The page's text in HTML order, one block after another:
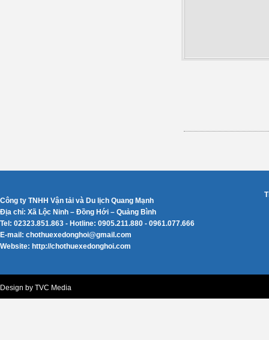
Công ty TNHH Vận tải và Du lịch Quang Mạnh
Địa chỉ: Xã Lộc Ninh – Đồng Hới – Quảng Bình
Tel: 02323.851.863 - Hotline: 0905.211.880 - 0961.077.666
E-mail: chothuexedonghoi@gmail.com
Website: http://chothuexedonghoi.com
Design by TVC Media